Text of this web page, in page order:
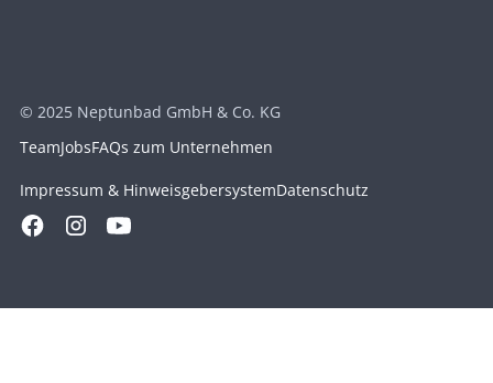
© 2025 Neptunbad GmbH & Co. KG
TeamJobsFAQs zum Unternehmen
Impressum & HinweisgebersystemDatenschutz